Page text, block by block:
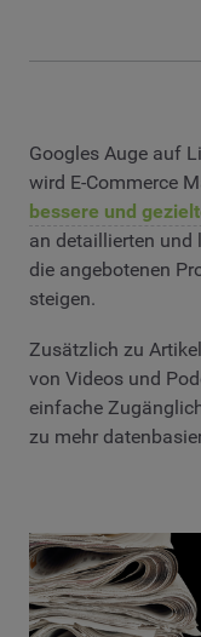
Googles Auge auf
wird E-Commerce
bessere und
an detaillierten und
die angebotenen
steigen.
Zusätzlich zu
von Videos und
einfache
zu mehr